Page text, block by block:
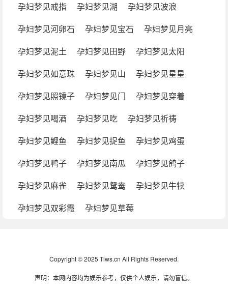
孕妇梦见戒指
孕妇梦见湖
孕妇梦见波浪
孕妇梦见河卵石
孕妇梦见宝石
孕妇梦见月亮
孕妇梦见泥土
孕妇梦见田野
孕妇梦见太阳
孕妇梦见如意珠
孕妇梦见山
孕妇梦见星星
孕妇梦见照镜子
孕妇梦见门
孕妇梦见穿着
孕妇梦见喝酒
孕妇梦见吃
孕妇梦见祈祷
孕妇梦见鲤鱼
孕妇梦见捉鱼
孕妇梦见鸡蛋
孕妇梦见鸭子
孕妇梦见南瓜
孕妇梦见鸽子
孕妇梦见麻雀
孕妇梦见鸳鸯
孕妇梦见牛犊
孕妇梦见双彩霞
孕妇梦见草莓
Copyright © 2025 Tiws.cn All Rights Reserved.
声明：本网内容均为娱乐参考，仅供个人娱乐，请勿盲信。